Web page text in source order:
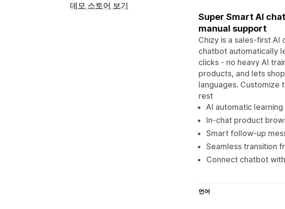
데모 스토어 보기
Super Smart AI
manual support
Chizy is a sales-first
chatbot automatically
clicks - no heavy AI
products, and lets
languages. Customize
rest
AI automatic
In-chat product
Smart follow-up
Seamless transition
Connect chatbot
언어